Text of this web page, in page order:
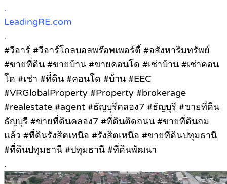
.
LeadingRE.com
.
#วีอาร์ #วีอาร์โกลบอลพร๊อพเพอร์ตี้ #อสังหาริมทรัพย์
#ขายที่ดิน #ขายบ้าน #ขายคอนโด #เช่าบ้าน #เช่าคอน
โด #เช่า #ที่ดิน #คอนโด #บ้าน #EEC
#VRGlobalProperty #Property #brokerage
#realestate #agent #ธัญบุรีคลอง7 #ธัญบุรี #ขายที่ดิน
ธัญบุรี #ขายที่ดินคลอง7 #ที่ดินติดถนน #ขายที่ดินถม
แล้ว #ที่ดินรังสิตเหนือ #รังสิตเหนือ #ขายที่ดินปทุมธานี
#ที่ดินปทุมธานี #ปทุมธานี #ที่ดินพัฒนา
.